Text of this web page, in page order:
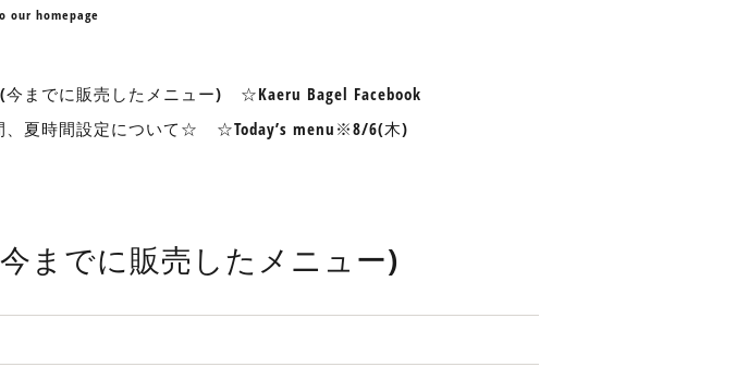
our homepage
までに販売したメニュー)
☆Kaeru Bagel Facebook
夏時間設定について☆ ☆Today’s menu※8/6(木)
までに販売したメニュー)